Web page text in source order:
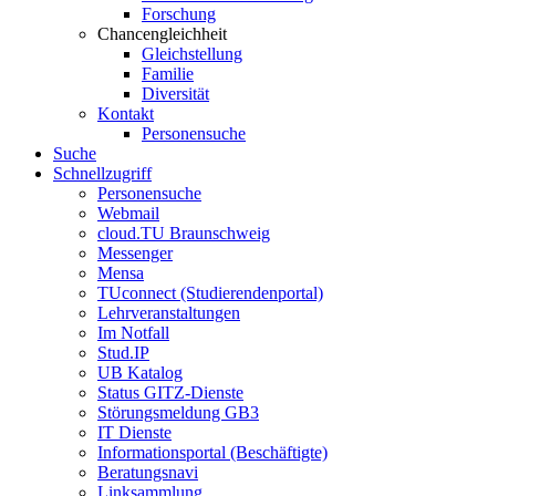
Forschung
Chancengleichheit
Gleichstellung
Familie
Diversität
Kontakt
Personensuche
Suche
Schnellzugriff
Personensuche
Webmail
cloud.TU Braunschweig
Messenger
Mensa
TUconnect (Studierendenportal)
Lehrveranstaltungen
Im Notfall
Stud.IP
UB Katalog
Status GITZ-Dienste
Störungsmeldung GB3
IT Dienste
Informationsportal (Beschäftigte)
Beratungsnavi
Linksammlung